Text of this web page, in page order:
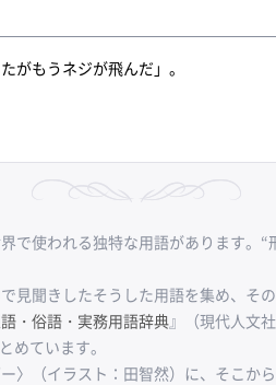
がもうネジが飛んだ」。
で使われる独特な用語があります。“
見聞きしたそうした用語を集め、そ
・俗語・実務用語辞典』（現代人文
めています。
〉（イラスト：田智然）に、そこか